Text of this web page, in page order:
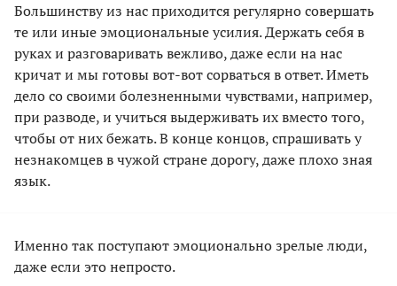
Большинству из нас приходится регулярно совершать
те или иные эмоциональные усилия. Держать себя в
руках и разговаривать вежливо, даже если на нас
кричат и мы готовы вот-вот сорваться в ответ. Иметь
дело со своими болезненными чувствами, например,
при разводе, и учиться выдерживать их вместо того,
чтобы от них бежать. В конце концов, спрашивать у
незнакомцев в чужой стране дорогу, даже плохо зная
язык.
Именно так поступают эмоционально зрелые люди,
даже если это непросто.